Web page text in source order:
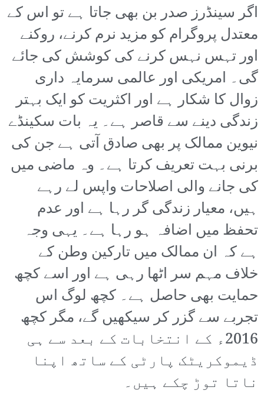
اگر سینڈرز صدر بن بھی جاتا ہے تو اس کے
معتدل پروگرام کو مزید نرم کرنے، روکنے
اور تہس نہس کرنے کی کوشش کی جائے
گی۔ امریکی اور عالمی سرمایہ داری
زوال کا شکار ہے اور اکثریت کو ایک بہتر
زندگی دینے سے قاصر ہے۔ یہ بات سکینڈے
نیوین ممالک پر بھی صادق آتی ہے جن کی
برنی بہت تعریف کرتا ہے۔ وہ ماضی میں
کی جانے والی اصلاحات واپس لے رہے
ہیں، معیار زندگی گر رہا ہے اور عدم
تحفظ میں اضافہ ہو رہا ہے۔ یہی وجہ
ہے کہ ان ممالک میں تارکین وطن کے
خلاف مہم سر اٹھا رہی ہے اور اسے کچھ
حمایت بھی حاصل ہے۔ کچھ لوگ اس
تجربے سے گزر کر سیکھیں گے، مگر کچھ
2016ء کے انتخابات کے بعد سے ہی
ڈیموکریٹک پارٹی کے ساتھ اپنا
ناتا توڑ چکے ہیں۔